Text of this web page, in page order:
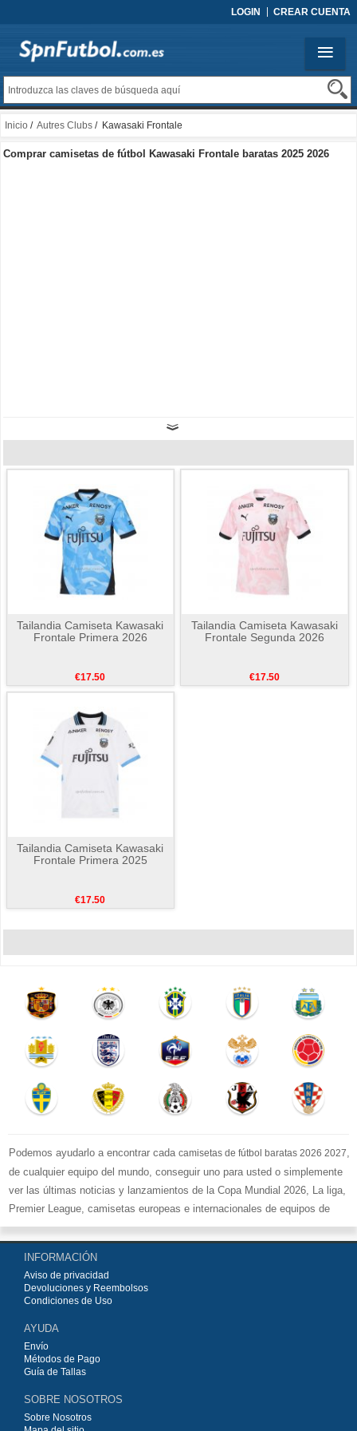
LOGIN CREAR CUENTA
Inicio / Autres Clubs / Kawasaki Frontale
Comprar camisetas de fútbol Kawasaki Frontale baratas 2025 2026
Tailandia Camiseta Kawasaki
Frontale Primera 2026
€17.50
Tailandia Camiseta Kawasaki
Frontale Segunda 2026
€17.50
Tailandia Camiseta Kawasaki
Frontale Primera 2025
€17.50
Podemos ayudarlo a encontrar cada camisetas de fútbol baratas 2026 2027,
de cualquier equipo del mundo, conseguir uno para usted o simplemente
ver las últimas noticias y lanzamientos de la Copa Mundial 2026, La liga,
Premier League, camisetas europeas e internacionales de equipos de
fútbol y kits.
Comprecamisetas de fútbol baratas replicasen la tienda deportiva
más grande de Europa. ¡Grandes ofertas en todas las camisetas del club
de fútbol, ​​kits europeos e internacionales, todo a los precios más bajos!
Compre nuestra gran selección de
INFORMACIÓN
Aviso de privacidad
Devoluciones y Reembolsos
Condiciones de Uso
AYUDA
Envío
Métodos de Pago
Guía de Tallas
SOBRE NOSOTROS
Sobre Nosotros